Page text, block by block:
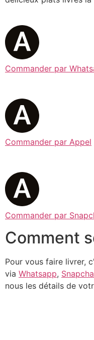
Commander par
Commander par Appel
Commander par
Comment
Pour vous faire livrer,
via Whatsapp,
nous les détails de